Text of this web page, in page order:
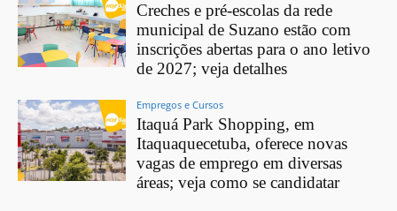
Creches e pré-escolas da rede
municipal de Suzano estão com
inscrições abertas para o ano letivo
de 2027; veja detalhes
Empregos e Cursos
Itaquá Park Shopping, em
Itaquaquecetuba, oferece novas
vagas de emprego em diversas
áreas; veja como se candidatar